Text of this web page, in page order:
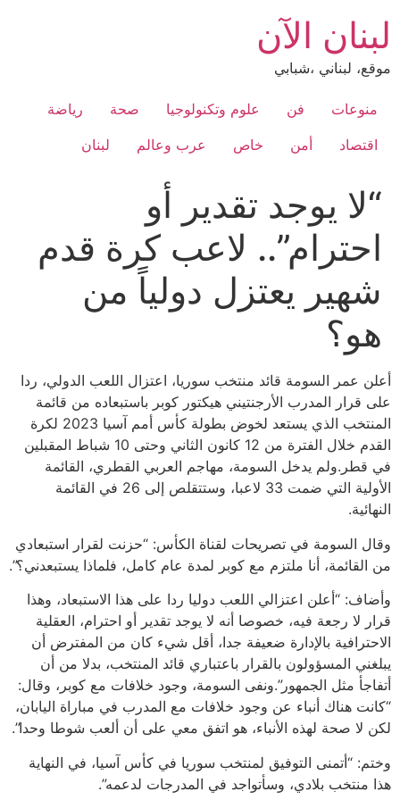
content
لبنان الآن
موقع، لبناني ،شبابي
منوعات فن علوم وتكنولوجيا صحة
رياضة
اقتصاد
أمن خاص عرب وعالم لبنان
“لا يوجد تقدير أو
احترام”.. لاعب كرة قدم
شهير يعتزل دولياً من
هو؟
أعلن عمر السومة قائد منتخب سوريا، اعتزال اللعب الدولي، ردا
على قرار المدرب الأرجنتيني هيكتور كوبر باستبعاده من قائمة
المنتخب الذي يستعد لخوض بطولة كأس أمم آسيا 2023 لكرة
القدم خلال الفترة من 12 كانون الثاني وحتى 10 شباط المقبلين
في قطر.ولم يدخل السومة، مهاجم العربي القطري، القائمة
الأولية التي ضمت 33 لاعبا، وستتقلص إلى 26 في القائمة
النهائية.
وقال السومة في تصريحات لقناة الكأس: “حزنت لقرار استبعادي
من القائمة، أنا ملتزم مع كوبر لمدة عام كامل، فلماذا يستبعدني؟”.
وأضاف: “أعلن اعتزالي اللعب دوليا ردا على هذا الاستبعاد، وهذا
قرار لا رجعة فيه، خصوصا أنه لا يوجد تقدير أو احترام، العقلية
الاحترافية بالإدارة ضعيفة جدا، أقل شيء كان من المفترض أن
يبلغني المسؤولون بالقرار باعتباري قائد المنتخب، بدلا من أن
أتفاجأ مثل الجمهور”.ونفى السومة، وجود خلافات مع كوبر، وقال:
“كانت هناك أنباء عن وجود خلافات مع المدرب في مباراة اليابان،
لكن لا صحة لهذه الأنباء، هو اتفق معي على أن ألعب شوطا وحدا”.
وختم: “أتمنى التوفيق لمنتخب سوريا في كأس آسيا، في النهاية
هذا منتخب بلادي، وسأتواجد في المدرجات لدعمه”.